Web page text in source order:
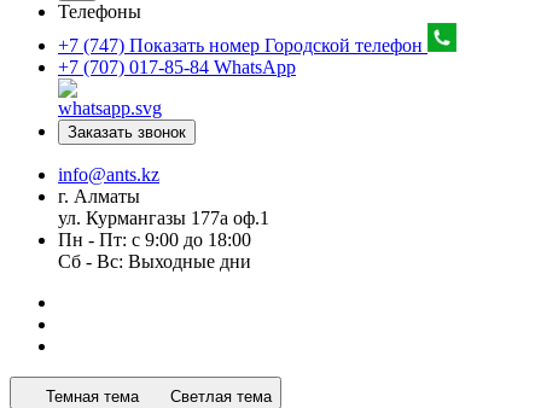
Телефоны
+7 (747) Показать номер Городской телефон
+7 (707) 017-85-84 WhatsApp
Заказать звонок
info@ants.kz
г. Алматы
ул. Курмангазы 177а оф.1
Пн - Пт: с 9:00 до 18:00
Сб - Вс: Выходные дни
Темная тема Светлая тема